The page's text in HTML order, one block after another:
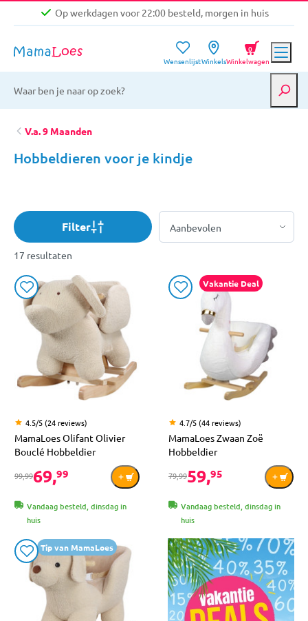
Op werkdagen voor 22:00 besteld, morgen in huis
Gratis verzending vanaf €39,-
Op werkdagen voor 22:00 besteld, morgen in huis
WensenlijstWinkelsWinkelwagen
0
V.a. 9 Maanden
Hobbeldieren voor je kindje
Filter
17 resultaten
4.5/5 (24 reviews)
MamaLoes Olifant Olivier
Bouclé Hobbeldier
99,9969,99
Vandaag besteld, dinsdag in
huis
Vakantie Deal
4.7/5 (44 reviews)
MamaLoes Zwaan Zoë
Hobbeldier
79,9959,95
Vandaag besteld, dinsdag in
huis
Tip van MamaLoes